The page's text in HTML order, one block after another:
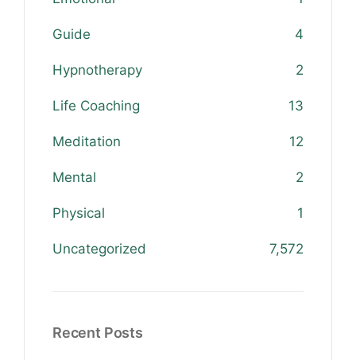
Guide 4
Hypnotherapy 2
Life Coaching 13
Meditation 12
Mental 2
Physical 1
Uncategorized 7,572
Recent Posts